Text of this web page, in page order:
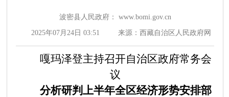
波密县人民政府： www.bomi.gov.cn
2025年07月24日 03:51 来源：西藏自治区人民政府网
嘎玛泽登主持召开自治区政府常务会
议
分析研判上半年全区经济形势安排部